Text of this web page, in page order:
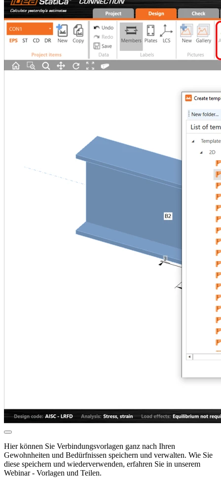
Hier können Sie Verbindungsvorlagen ganz nach Ihren
Gewohnheiten und Bedürfnissen speichern und verwalten. Wie Sie
diese speichern und wiederverwenden, erfahren Sie in unserem
Webinar - Vorlagen und Teilen.